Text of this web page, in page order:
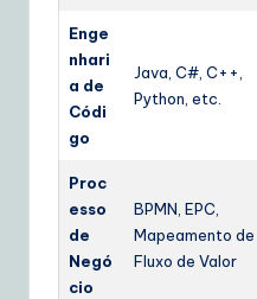
Enge
nhari
a de
Códi
go
Java, C#, C++,
Python, etc.
Proc
esso
de
Negó
cio
BPMN, EPC,
Mapeamento de
Fluxo de Valor